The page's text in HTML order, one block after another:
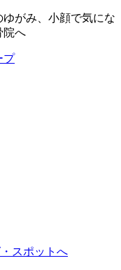
がみ、小顔で気にな
院へ